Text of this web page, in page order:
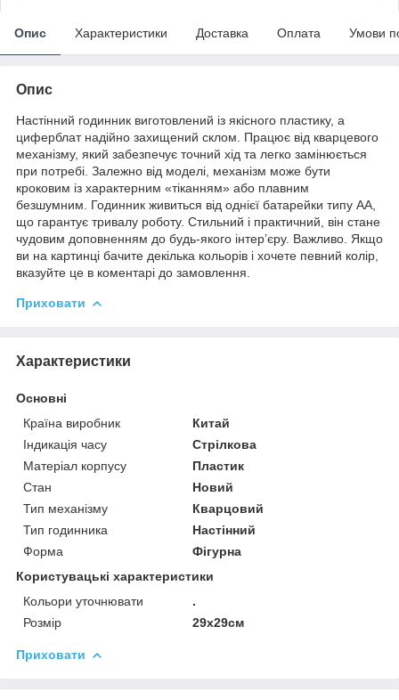
Опис Характеристики Доставка Оплата Умови
Опис
Настінний годинник виготовлений із якісного пластику, а
циферблат надійно захищений склом. Працює від кварцевого
механізму, який забезпечує точний хід та легко замінюється
при потребі. Залежно від моделі, механізм може бути
кроковим із характерним «тіканням» або плавним
безшумним. Годинник живиться від однієї батарейки типу АА,
що гарантує тривалу роботу. Стильний і практичний, він стане
чудовим доповненням до будь-якого інтер’єру. Важливо. Якщо
ви на картинці бачите декілька кольорів і хочете певний колір,
вказуйте це в коментарі до замовлення.
Приховати
Характеристики
Основні
Країна виробник
Китай
Індикація часу
Стрілкова
Матеріал корпусу
Пластик
Стан
Новий
Тип механізму
Кварцовий
Тип годинника
Настінний
Форма
Фігурна
Користувацькі характеристики
Кольори уточнювати
.
Розмір
29х29см
Приховати